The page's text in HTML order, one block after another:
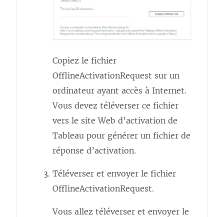
Copiez le fichier
OfflineActivationRequest sur un
ordinateur ayant accès à Internet.
Vous devez téléverser ce fichier
vers le site Web d’activation de
Tableau pour générer un fichier de
réponse d’activation.
Téléverser et envoyer le fichier
OfflineActivationRequest.
Vous allez téléverser et envoyer le